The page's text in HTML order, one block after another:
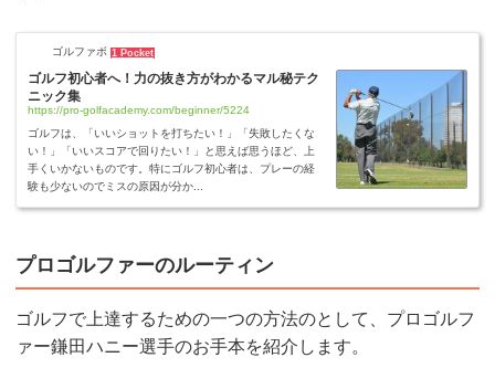
ゴルファボ 1 Pocket
ゴルフ初心者へ！力の抜き方がわかるマル秘テク
ニック集
https://pro-golfacademy.com/beginner/5224
ゴルフは、「いいショットを打ちたい！」「失敗したくな
い！」「いいスコアで回りたい！」と思えば思うほど、上
手くいかないものです。特にゴルフ初心者は、プレーの経
験も少ないのでミスの原因が分か...
プロゴルファーのルーティン
ゴルフで上達するための一つの方法のとして、プロゴルフ
ァー鎌田ハニー選手のお手本を紹介します。